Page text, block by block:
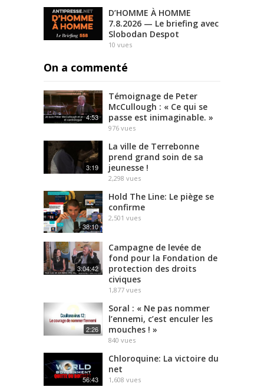
D’HOMME À HOMME
7.8.2026 — Le briefing avec
Slobodan Despot
10 vues
On a commenté
4:53
Témoignage de Peter
McCullough : « Ce qui se
passe est inimaginable. »
976 vues
3:19
La ville de Terrebonne
prend grand soin de sa
jeunesse !
2,298 vues
38:10
Hold The Line: Le piège se
confirme
2,501 vues
3:04:42
Campagne de levée de
fond pour la Fondation de
protection des droits
civiques
1,877 vues
2:26
Soral : « Ne pas nommer
l’ennemi, c’est enculer les
mouches ! »
840 vues
56:43
Chloroquine: La victoire du
net
1,608 vues